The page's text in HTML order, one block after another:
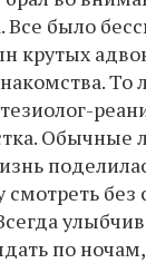
Все было
крутых
То
Обычные
смотреть без
по